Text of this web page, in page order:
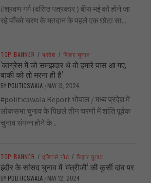
#श्रवण गर्ग (वरिष्ठ पत्रकार ) बीस मई को होने जा
रहे पाँचवे चरण के मतदान के पहले एक छोटा सा...
TOP BANNER / प्रदेश / बिहार चुनाव
‘कांग्रेस में जो समझदार थे वो हमारे पास आ गए,
बाकी को तो मरना ही है’
BY POLITICSWALA / MAY 13, 2024
#politicswala Report भोपाल / मध्य प्रदेश में
लोकसभा चुनाव के पिछले तीन चरणों में शांति पूर्वक
चुनाव संपन्न होने के...
TOP BANNER / एडिटर्स नोट / बिहार चुनाव
इंदौर के सांसद चुनाव में ‘मंत्रीजी’ की कुर्सी दांव पर
BY POLITICSWALA / MAY 12, 2024